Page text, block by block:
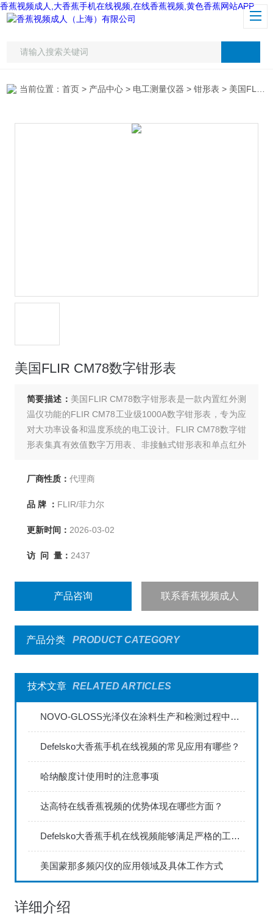
香蕉视频成人,大香蕉手机在线视频,在线香蕉视频,黄色香蕉网站APP
当前位置：首页 > 产品中心 > 电工测量仪器 >钳形表 > 美国FLIR CM78数字钳形表
美国FLIR CM78数字钳形表
简要描述： 美国FLIR CM78数字钳形表是一款内置红外测
温仪功能的FLIR CM78工业级1000A数字钳形表，专为应
对大功率设备和温度系统的电工设计。FLIR CM78数字钳
形表集真有效值数字万用表、非接触式钳形表和单点红外
设计以及超厚橡胶转角。
厂商性质： 代理商
品 牌 ： FLIR/菲力尔
更新时间： 2026-03-02
访 问 量： 2437
产品咨询 联系香蕉视频成人
产品分类 PRODUCT CATEGORY
技术文章 RELATED ARTICLES
NOVO-GLOSS光泽仪在涂料生产和检测过程中的应用
Defelsko大香蕉手机在线视频的常见应用有哪些？
哈纳酸度计使用时的注意事项
达高特在线香蕉视频的优势体现在哪些方面？
Defelsko大香蕉手机在线视频能够满足严格的工业标准
美国蒙那多频闪仪的应用领域及具体工作方式
详细介绍